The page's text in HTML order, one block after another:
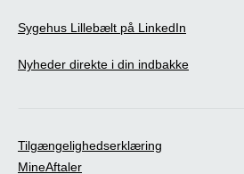
Sygehus Lillebælt på LinkedIn
Nyheder direkte i din indbakke
Tilgængelighedserklæring
MineAftaler